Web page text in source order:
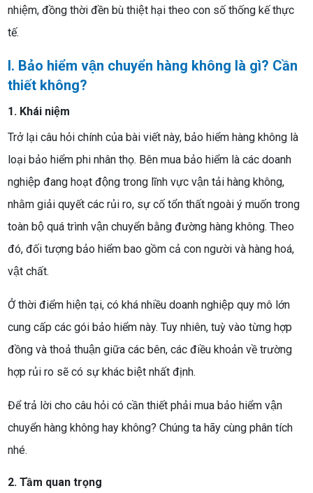
nhiệm, đồng thời đền bù thiệt hại theo con số thống kế thực
tế.
I. Bảo hiểm vận chuyển hàng không là gì? Cần
thiết không?
1. Khái niệm
Trở lại câu hỏi chính của bài viết này, bảo hiểm hàng không là
loại bảo hiểm phi nhân thọ. Bên mua bảo hiểm là các doanh
nghiệp đang hoạt động trong lĩnh vực vận tải hàng không,
nhằm giải quyết các rủi ro, sự cố tổn thất ngoài ý muốn trong
toàn bộ quá trình vận chuyển bằng đường hàng không. Theo
đó, đối tượng bảo hiểm bao gồm cả con người và hàng hoá,
vật chất.
Ở thời điểm hiện tại, có khá nhiều doanh nghiệp quy mô lớn
cung cấp các gói bảo hiểm này. Tuy nhiên, tuỳ vào từng hợp
đồng và thoả thuận giữa các bên, các điều khoản về trường
hợp rủi ro sẽ có sự khác biệt nhất định.
Để trả lời cho câu hỏi có cần thiết phải mua bảo hiểm vận
chuyển hàng không hay không? Chúng ta hãy cùng phân tích
nhé.
2. Tầm quan trọng